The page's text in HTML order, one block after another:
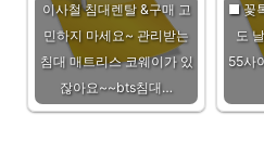
이사철 침대렌탈 &구매 고
민하지 마세요~ 관리받는
침대 매트리스 코웨이가 있
잖아요~~bts침대…
■ 꽃
도
55사